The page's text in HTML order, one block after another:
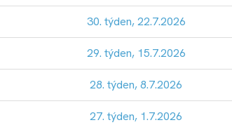
30. týden, 22.7.2026
29. týden, 15.7.2026
28. týden, 8.7.2026
27. týden, 1.7.2026